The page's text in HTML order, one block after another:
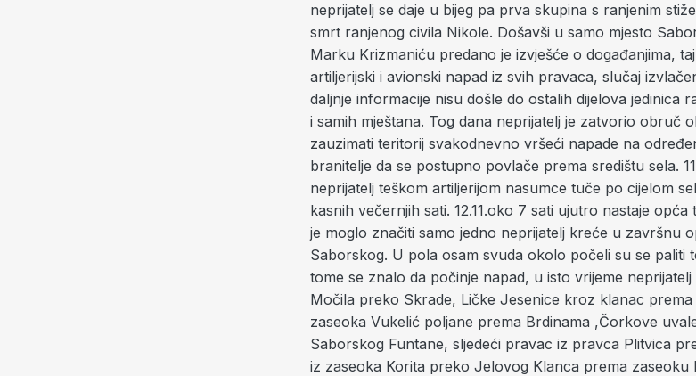
neprijatelj se daje u bijeg pa prva skupina s ranjenim
smrt ranjenog civila Nikole. Došavši u samo mjesto
Marku Krizmaniću predano je izvješće o događanjima,
artiljerijski i avionski napad iz svih pravaca, slučaj
daljnje informacije nisu došle do ostalih dijelova jedinica
i samih mještana. Tog dana neprijatelj je zatvorio obruč
zauzimati teritorij svakodnevno vršeći napade na
branitelje da se postupno povlače prema središtu sela.
neprijatelj teškom artiljerijom nasumce tuče po cijelom
kasnih večernjih sati. 12.11.oko 7 sati ujutro nastaje
je moglo značiti samo jedno neprijatelj kreće u završnu
Saborskog. U pola osam svuda okolo počeli su se paliti
tome se znalo da počinje napad, u isto vrijeme
Močila preko Skrade, Ličke Jesenice kroz klanac
zaseoka Vukelić poljane prema Brdinama ,Čorkove
Saborskog Funtane, sljedeći pravac iz pravca Plitvica
iz zaseoka Korita preko Jelovog Klanca prema zaseoku